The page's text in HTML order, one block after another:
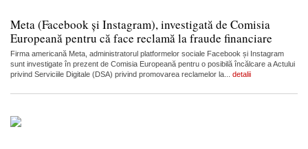
Meta (Facebook și Instagram), investigată de Comisia
Europeană pentru că face reclamă la fraude financiare
Firma americană Meta, administratorul platformelor sociale Facebook și Instagram
sunt investigate în prezent de Comisia Europeană pentru o posibilă încălcare a Actului
privind Serviciile Digitale (DSA) privind promovarea reclamelor la... detalii